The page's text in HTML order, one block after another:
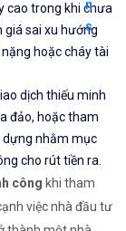
cao trong khi chưa
giá sai xu hướng
hoặc cháy tài
dịch thiếu minh
đảo, hoặc tham
dựng nhằm mục
cho rút tiền ra.
công khi tham
việc nhà đầu tư